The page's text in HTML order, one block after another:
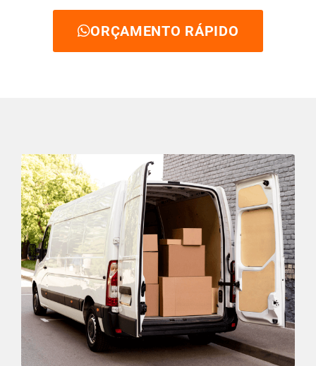
ORÇAMENTO RÁPIDO